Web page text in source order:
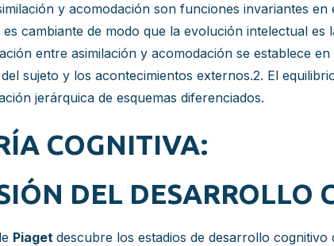
y acomodación son funciones invariantes
cambiante de modo que la evolución intelectual
entre asimilación y acomodación se establece
sujeto y los acontecimientos externos.2. El
jerárquica de esquemas diferenciados.
COGNITIVA:
DEL DESARROLLO
Piaget descubre los estadios de desarrollo